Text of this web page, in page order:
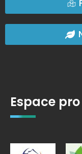
Espace pro